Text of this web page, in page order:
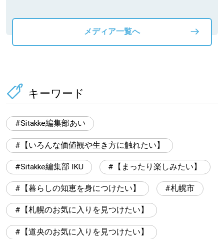
メディア一覧へ
キーワード
Sitakke編集部あい
【いろんな価値観や生き方に触れたい】
Sitakke編集部 IKU 【まったり楽しみたい】
【暮らしの知恵を身につけたい】 札幌市
【札幌のお気に入りを見つけたい】
【道央のお気に入りを見つけたい】